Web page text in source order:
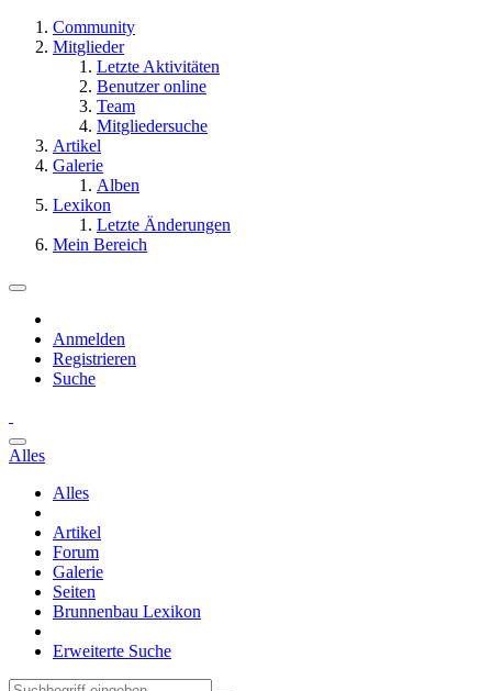
Community
Mitglieder
Letzte Aktivitäten
Benutzer online
Team
Mitgliedersuche
Artikel
Galerie
Alben
Lexikon
Letzte Änderungen
Mein Bereich
Anmelden
Registrieren
Suche
Alles
Alles
Artikel
Forum
Galerie
Seiten
Brunnenbau Lexikon
Erweiterte Suche